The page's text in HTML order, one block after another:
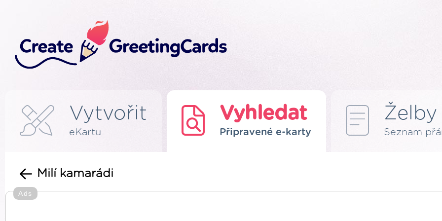
Vytvořit
eKartu
Vyhledat
Připravené e-karty
Želby
Seznam
Milí kamarádi
Ads